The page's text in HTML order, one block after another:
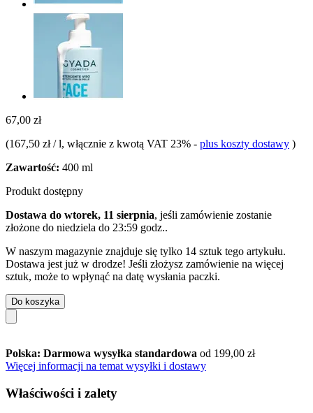
67,00 zł
(167,50 zł / l, włącznie z kwotą VAT 23% - plus koszty dostawy )
Zawartość: 400 ml
Produkt dostępny
Dostawa do wtorek, 11 sierpnia, jeśli zamówienie zostanie
złożone do niedziela do 23:59 godz..
W naszym magazynie znajduje się tylko 14 sztuk tego artykułu.
Dostawa jest już w drodze! Jeśli złożysz zamówienie na więcej
sztuk, może to wpłynąć na datę wysłania paczki.
Do koszyka
Polska: Darmowa wysyłka standardowa od 199,00 zł
Więcej informacji na temat wysyłki i dostawy
Właściwości i zalety